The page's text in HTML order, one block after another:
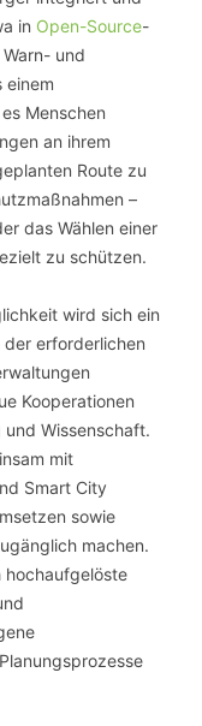
in Open-Source-
und
einem
Menschen
an ihrem
Route zu
–
das Wählen einer
zu schützen.
wird sich ein
erforderlichen
Kooperationen
Wissenschaft.
mit
Smart City
sowie
machen.
hochaufgelöste